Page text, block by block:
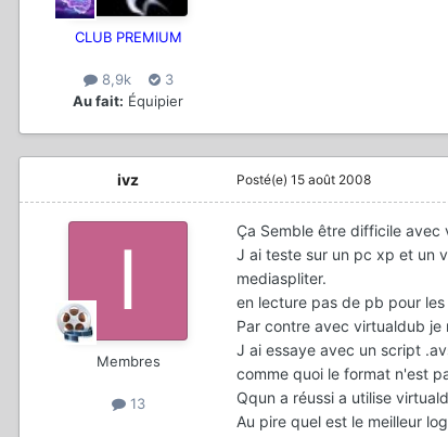
CLUB PREMIUM
8,9k
3
Au fait: Équipier
ivz
Membres
13
Posté(e) 15 août 2008
Ça Semble être difficile
J ai teste sur un pc xp et un
mediaspliter.
en lecture pas de pb pour
Par contre avec virtualdub
J ai essaye avec un script
comme quoi le format n'est
Qqun a réussi a utilise
Au pire quel est le meilleur